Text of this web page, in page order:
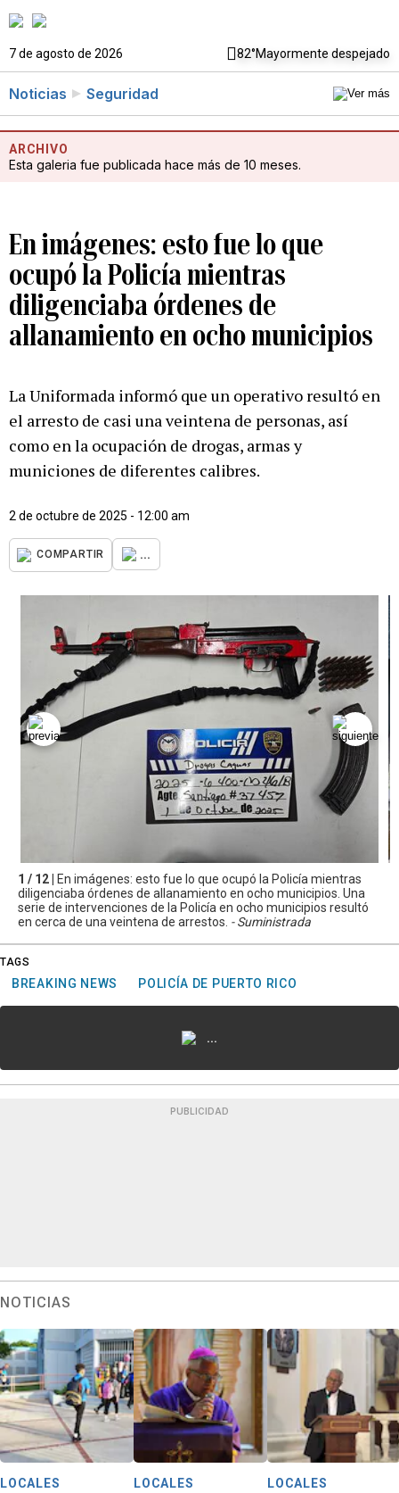
7 de agosto de 2026 82°Mayormente despejado
Noticias Seguridad
ARCHIVO
Esta galeria fue publicada hace más de 10 meses.
En imágenes: esto fue lo que
ocupó la Policía mientras
diligenciaba órdenes de
allanamiento en ocho municipios
La Uniformada informó que un operativo resultó en
el arresto de casi una veintena de personas, así
como en la ocupación de drogas, armas y
municiones de diferentes calibres.
2 de octubre de 2025 - 12:00 am
COMPARTIR ...
1 / 12 |
En imágenes: esto fue lo que ocupó la Policía mientras
diligenciaba órdenes de allanamiento en ocho municipios. Una
serie de intervenciones de la Policía en ocho municipios resultó
en cerca de una veintena de arrestos. - Suministrada
TAGS
BREAKING NEWS POLICÍA DE PUERTO RICO
...
PUBLICIDAD
NOTICIAS
LOCALES LOCALES LOCALES